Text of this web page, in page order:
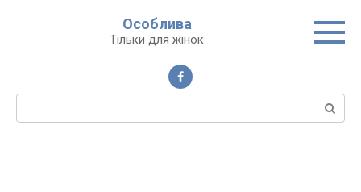
Особлива
Тільки для жінок
Пошук: